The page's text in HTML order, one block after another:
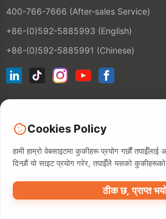
400-766-7666 (After-sales Service)
+86-(0)592-5885993 (English)
+86-(0)592-5885991 (Chinese)
©2026 XIAMEN HANIN CO., LTD.
Cookies Policy
हामी हाम्रो वेबसाइटमा कुकीहरू प्रयोग गर्छौं तपाईँलाई
दिन्छौं यो साइट प्रयोग गरेर, तपाईँले यसको कुकीहरूको
ठीक छ, प्राप्त